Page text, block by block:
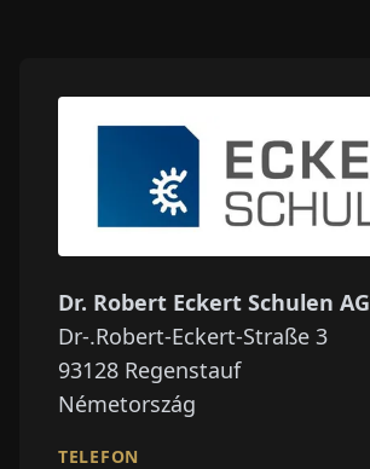
Dr. Robert Eckert Schulen AG
Dr-.Robert-Eckert-Straße 3
93128 Regenstauf
Németország
TELEFON